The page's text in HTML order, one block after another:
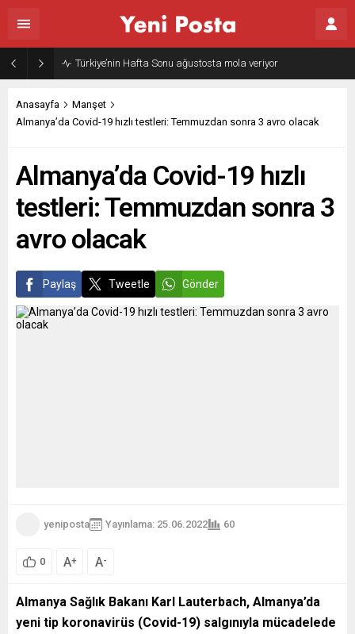
Türkiye’nin Hafta Sonu ağustosta mola veriyor
Anasayfa
Manşet
Almanya’da Covid-19 hızlı testleri: Temmuzdan sonra 3 avro olacak
Almanya’da Covid-19 hızlı
testleri: Temmuzdan sonra 3
avro olacak
Paylaş Tweetle Gönder
yeniposta Yayınlama: 25.06.2022 60
0 A+ A-
Almanya Sağlık Bakanı Karl Lauterbach, Almanya’da
yeni tip koronavirüs (Covid-19) salgınıyla mücadelede